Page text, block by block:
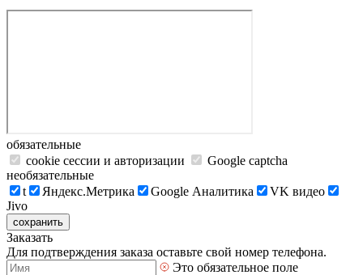
обязательные
cookie сессии и авторизации
Google captcha
необязательные
t
Яндекс.Метрика Google Аналитика
VK видео
Jivo
сохранить
Заказать
Для подтверждения заказа оставьте свой номер телефона.
Это обязательное поле